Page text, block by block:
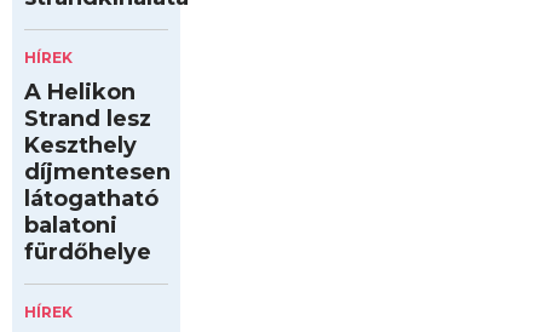
HÍREK
A Helikon
Strand lesz
Keszthely
díjmentesen
látogatható
balatoni
fürdőhelye
HÍREK